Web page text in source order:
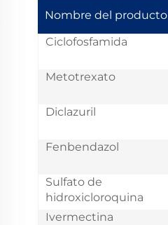
Nombre del producto
Ciclofosfamida
Metotrexato
Diclazuril
Fenbendazol
Sulfato de
hidroxicloroquina
Ivermectina